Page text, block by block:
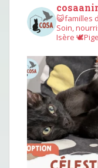
😺familles
Soin,
Isère